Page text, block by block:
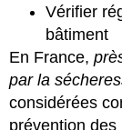
Vérifier
bâtiment
En France,
par la
considérées
prévention